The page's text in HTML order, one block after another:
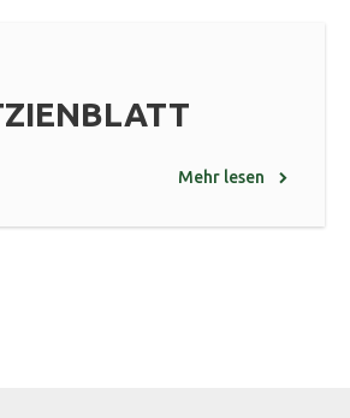
Mehr lesen